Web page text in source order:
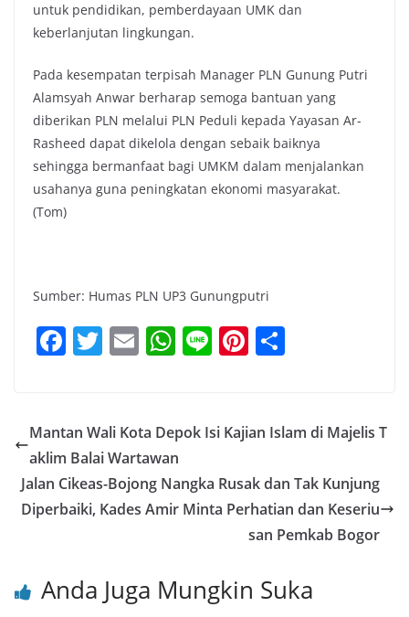
untuk pendidikan, pemberdayaan UMK dan
keberlanjutan lingkungan.
Pada kesempatan terpisah Manager PLN Gunung Putri
Alamsyah Anwar berharap semoga bantuan yang
diberikan PLN melalui PLN Peduli kepada Yayasan Ar-
Rasheed dapat dikelola dengan sebaik baiknya
sehingga bermanfaat bagi UMKM dalam menjalankan
usahanya guna peningkatan ekonomi masyarakat.
(Tom)
Sumber: Humas PLN UP3 Gunungputri
F
e
b
o
o
T
er
E
l
W
s
A
p
p
Li Pi
e e
Mantan Wali Kota Depok Isi Kajian Islam di Majelis T
aklim Balai Wartawan
Jalan Cikeas-Bojong Nangka Rusak dan Tak Kunjung
Diperbaiki, Kades Amir Minta Perhatian dan Keseriu
san Pemkab Bogor
Anda Juga Mungkin Suka